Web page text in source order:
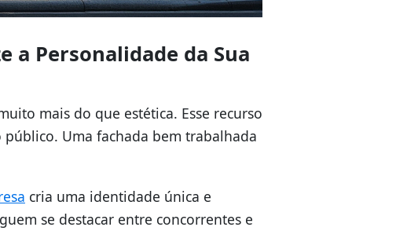
a Personalidade da Sua
mais do que estética. Esse recurso
Uma fachada bem trabalhada
cria uma identidade única e
se destacar entre concorrentes e